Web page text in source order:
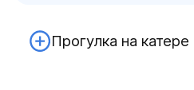
Прогулка на катере